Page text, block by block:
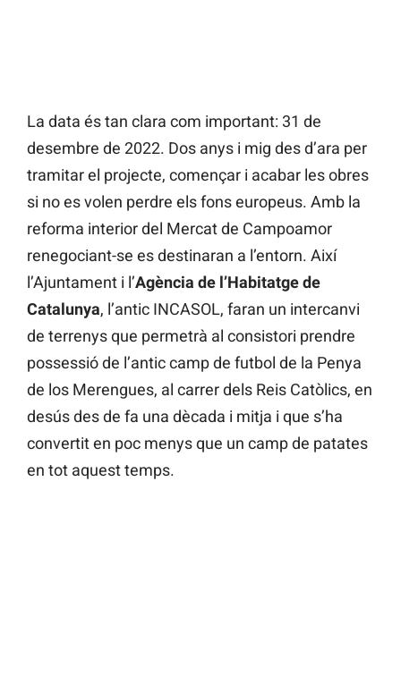
La data és tan clara com important: 31 de
desembre de 2022. Dos anys i mig des d’ara per
tramitar el projecte, començar i acabar les obres
si no es volen perdre els fons europeus. Amb la
reforma interior del Mercat de Campoamor
renegociant-se es destinaran a l’entorn. Així
l’Ajuntament i l’Agència de l’Habitatge de
Catalunya, l’antic INCASOL, faran un intercanvi
de terrenys que permetrà al consistori prendre
possessió de l’antic camp de futbol de la Penya
de los Merengues, al carrer dels Reis Catòlics, en
desús des de fa una dècada i mitja i que s’ha
convertit en poc menys que un camp de patates
en tot aquest temps.